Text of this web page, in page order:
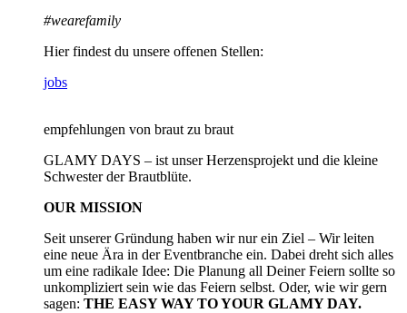
#wearefamily
Hier findest du unsere offenen Stellen:
jobs
empfehlungen von braut zu braut
GLAMY DAYS – ist unser Herzensprojekt und die kleine
Schwester der Brautblüte.
OUR MISSION
Seit unserer Gründung haben wir nur ein Ziel – Wir leiten
eine neue Ära in der Eventbranche ein. Dabei dreht sich alles
um eine radikale Idee: Die Planung all Deiner Feiern sollte so
unkompliziert sein wie das Feiern selbst. Oder, wie wir gern
sagen: THE EASY WAY TO YOUR GLAMY DAY.